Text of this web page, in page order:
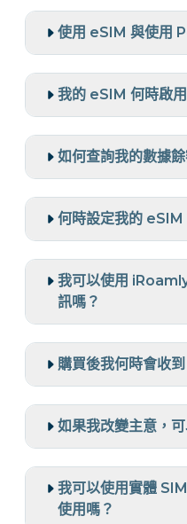
使用 eSIM 與使用
我的 eSIM 何時啟
如何查詢我的數據餘
何時設定我的 eSIM
我可以使用
訊嗎？
購買後我何時會收
如果我改變主意，
我可以使用實體
使用嗎？